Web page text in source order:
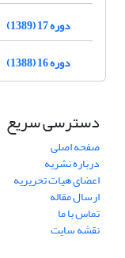
دوره 17 (1389)
دوره 16 (1388)
دسترسی سریع
صفحه اصلی
درباره نشریه
اعضای هیات تحریریه
ارسال مقاله
تماس با ما
نقشه سایت